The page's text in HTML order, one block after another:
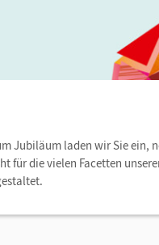
Jubiläum laden wir Sie ein,
für die vielen Facetten